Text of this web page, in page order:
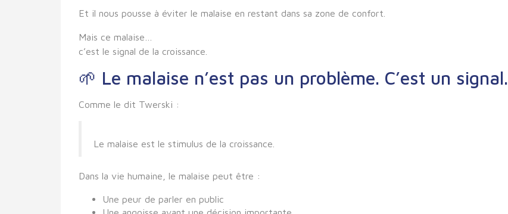
Et il nous pousse à éviter le malaise en restant dans sa zone de confort.
Mais ce malaise…
c’est le signal de la croissance
🌱 Le malaise n’est pas un problème. C’est un signal.
Comme le dit Twerski :
Le malaise est le stimulus de la croissance.
Dans la vie humaine, le malaise peut être :
Une peur de parler en public